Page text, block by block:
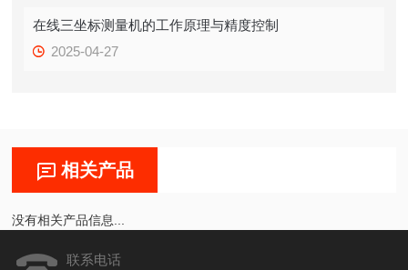
在线三坐标测量机的工作原理与精度控制
2025-04-27
相关产品
没有相关产品信息...
联系电话